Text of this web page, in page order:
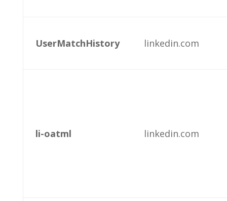
UserMatchHistory linkedin.com
li-oatml linkedin.com